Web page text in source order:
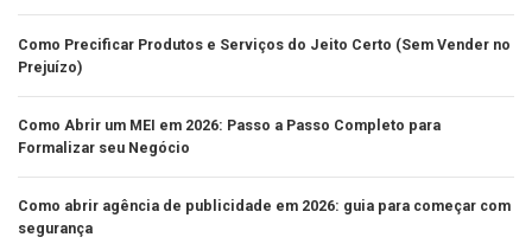
Como Precificar Produtos e Serviços do Jeito Certo (Sem Vender no
Prejuízo)
Como Abrir um MEI em 2026: Passo a Passo Completo para
Formalizar seu Negócio
Como abrir agência de publicidade em 2026: guia para começar com
segurança